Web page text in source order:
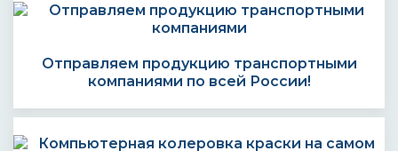
Отправляем продукцию транспортными
компаниями по всей России!